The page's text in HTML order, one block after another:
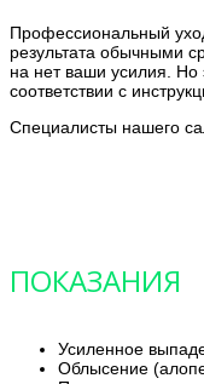
Профессиональный
результата обычными
на нет ваши усилия. Но
соответствии с
Специалисты нашего
ПОКАЗАНИЯ
Усиленное
Облысение